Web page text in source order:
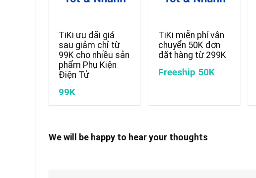
TiKi ưu đãi giá
sau giảm chỉ từ
99K cho nhiều sản
phẩm Phụ Kiện
Điện Tử
99K
TiKi miễn phí vận
chuyển 50K đơn
đặt hàng từ 299K
Freeship 50K
We will be happy to hear your thoughts